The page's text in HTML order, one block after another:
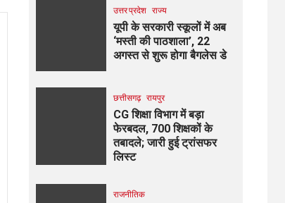
उत्तर प्रदेश राज्य
यूपी के सरकारी स्कूलों में अब
‘मस्ती की पाठशाला’, 22
अगस्त से शुरू होगा बैगलेस डे
छत्तीसगढ़ रायपुर
CG शिक्षा विभाग में बड़ा
फेरबदल, 700 शिक्षकों के
तबादले; जारी हुई ट्रांसफर
लिस्ट
राजनीतिक